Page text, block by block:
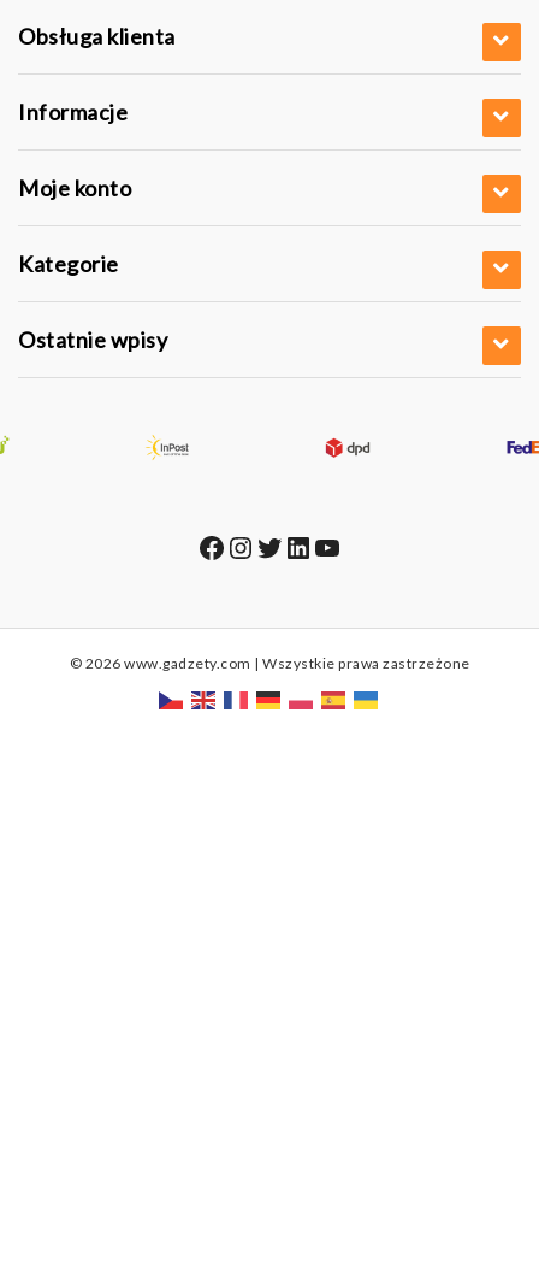
Obsługa klienta
Informacje
Moje konto
Kategorie
Ostatnie wpisy
Facebook
Instagram
Twitter
LinkedIn
YouTube
© 2026 www.gadzety.com | Wszystkie prawa zastrzeżone